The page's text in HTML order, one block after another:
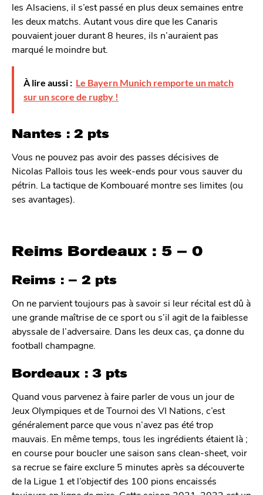
les Alsaciens, il s’est passé en plus deux semaines entre
les deux matchs. Autant vous dire que les Canaris
pouvaient jouer durant 8 heures, ils n’auraient pas
marqué le moindre but.
À lire aussi : Le Bayern Munich remporte un match
sur un score de rugby !
Nantes : 2 pts
Vous ne pouvez pas avoir des passes décisives de
Nicolas Pallois tous les week-ends pour vous sauver du
pétrin. La tactique de Kombouaré montre ses limites (ou
ses avantages).
Reims Bordeaux : 5 – 0
Reims : – 2 pts
On ne parvient toujours pas à savoir si leur récital est dû à
une grande maîtrise de ce sport ou s’il agit de la faiblesse
abyssale de l’adversaire. Dans les deux cas, ça donne du
football champagne.
Bordeaux : 3 pts
Quand vous parvenez à faire parler de vous un jour de
Jeux Olympiques et de Tournoi des VI Nations, c’est
généralement parce que vous n’avez pas été trop
mauvais. En même temps, tous les ingrédients étaient là ;
en course pour boucler une saison sans clean-sheet, voir
sa recrue se faire exclure 5 minutes après sa découverte
de la Ligue 1 et l’objectif des 100 pions encaissés